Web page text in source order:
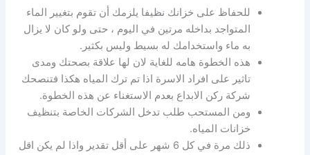
للحفاظ على خزانك نظيفا يلزمك أن تقوم بتغيير الماء
المتواجد بداخله مرتين في اليوم ، حتى ولو كان لا يزال
به ماء واستخدامك له بسيط وليس بكثير.
هذه الخطوة هامه للغاية لان لها علاقة بصحتك ومدى
تاثير على افراد الاسرة اذا تم ترك المياه هكذا فتنصحك
شركة ركن الابداع بعدم الاستغناء عن هذه الخطوة.
ومن المستحب طلب تدخل الشركات الخاصة بتنظيف
خزانات المياه.
ذلك مرة في كل 6 شهر على أقل تقدير واذا لم يكن اقل